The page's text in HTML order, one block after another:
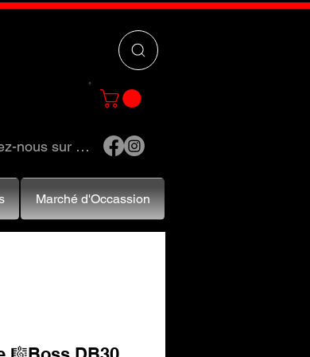
nous sur …
Marché d'Occassion